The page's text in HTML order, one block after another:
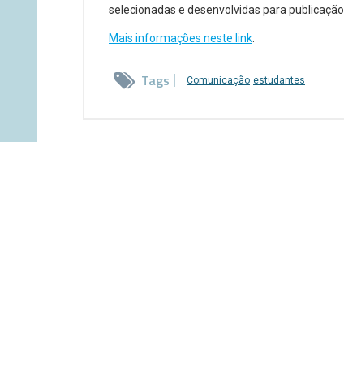
selecionadas e desenvolvidas para publicação.
Mais informações neste link
Tags Comunicação estudantes